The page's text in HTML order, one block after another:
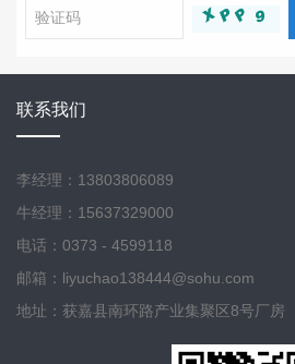
联系我们
李经理：13803806089
牛经理：15637329000
电话：0373 - 4599118
邮箱：liyuchao138444@sohu.com
地址：获嘉县南环路产业集聚区8号厂房